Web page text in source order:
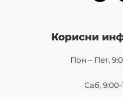
o
o
Корисни
Пон – Пет,
Саб, 9:00-